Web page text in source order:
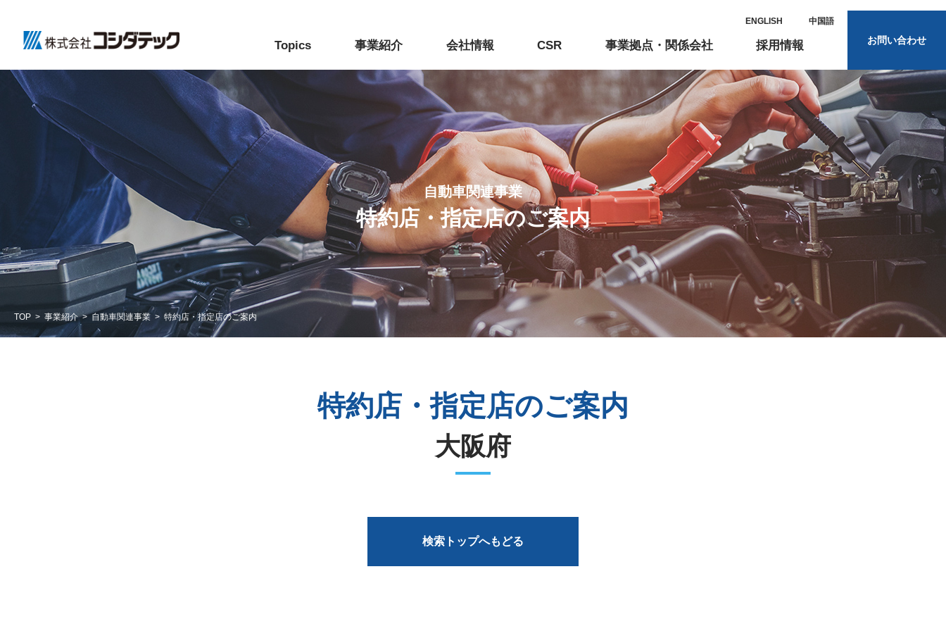
Topics 事業紹介 会社情報 CSR 事業拠点・関係会社 採用情報
ENGLISH 中国語
お問い合わせ
自動車関連事業
特約店・指定店のご案内
TOP 事業紹介 自動車関連事業 特約店・指定店のご案内
特約店・指定店のご案内
大阪府
検索トップへもどる